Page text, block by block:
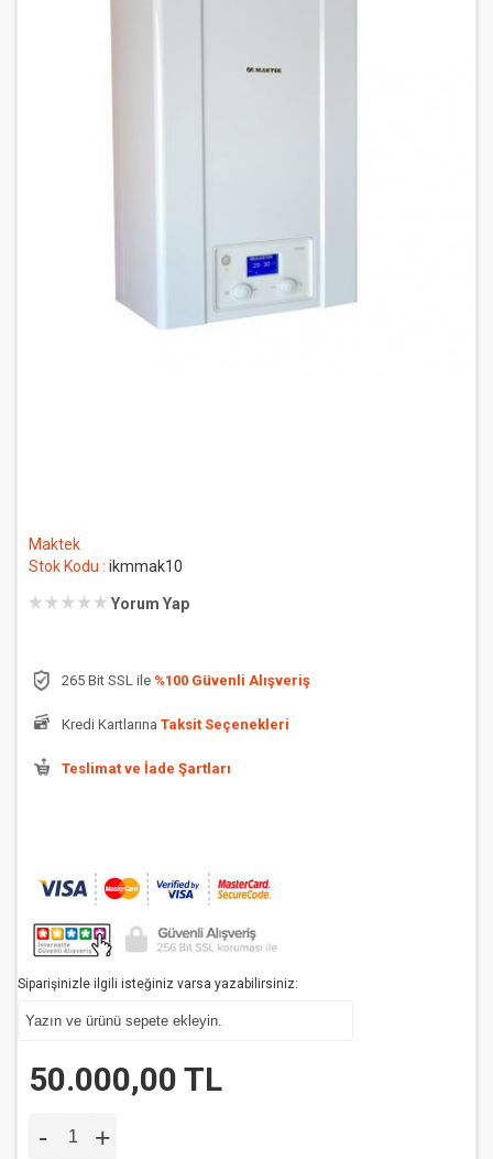
Maktek
Stok Kodu : ikmmak10
Yorum Yap
265 Bit SSL ile %100 Güvenli Alışveriş
Kredi Kartlarına Taksit Seçenekleri
Teslimat ve İade Şartları
Siparişinizle ilgili isteğiniz varsa yazabilirsiniz:
50.000,00 TL
- +